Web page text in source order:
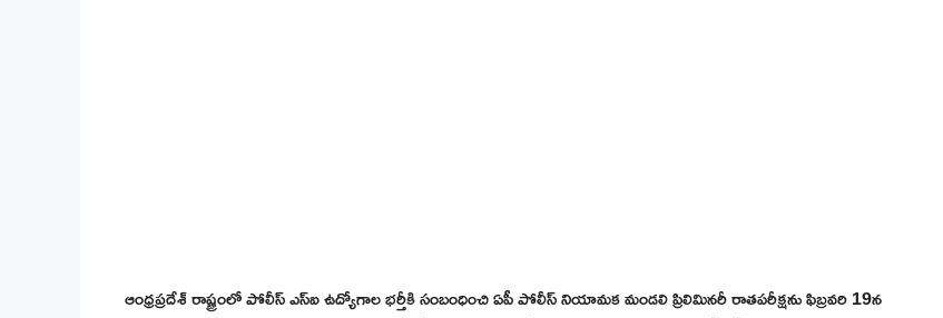
ఆంధ్రప్రదేశ్ రాష్ట్రంలో పోలీస్ ఎస్ఐ ఉద్యోగాల భర్తీకి సంబంధించి ఏపీ పోలీస్ నియామక మండలి ప్రిలిమినరీ రాతపరీక్షను ఫిబ్రవరి 19న